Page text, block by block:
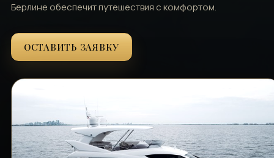
Берлине обеспечит путешествия с комфортом.
ОСТАВИТЬ ЗАЯВКУ